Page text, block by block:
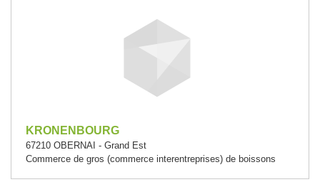
KRONENBOURG
67210 OBERNAI - Grand Est
Commerce de gros (commerce interentreprises) de boissons